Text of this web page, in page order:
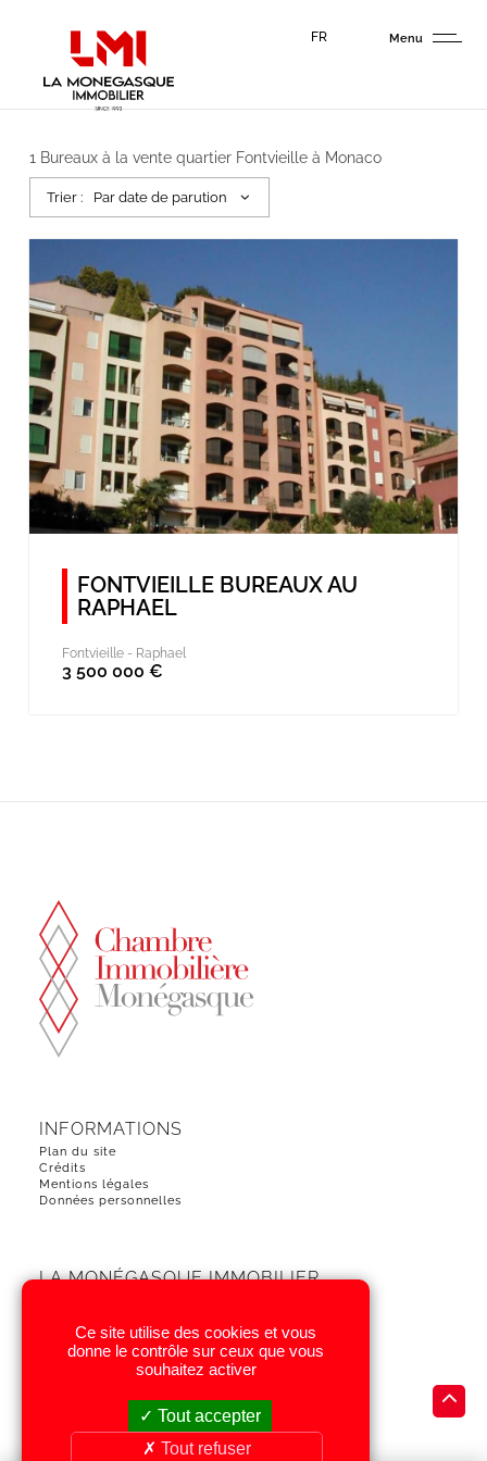
Menu
FR
1 Bureaux à la vente quartier Fontvieille à Monaco
Trier : Par date de parution
FONTVIEILLE BUREAUX AU
RAPHAEL
Fontvieille - Raphael
3 500 000 €
INFORMATIONS
Plan du site
Crédits
Mentions légales
Données personnelles
LA MONÉGASQUE IMMOBILIER
+377 92.05.28.80
NOUS SUIVRE
Ce site utilise des cookies et vous
donne le contrôle sur ceux que vous
souhaitez activer
Tout accepter
Tout refuser